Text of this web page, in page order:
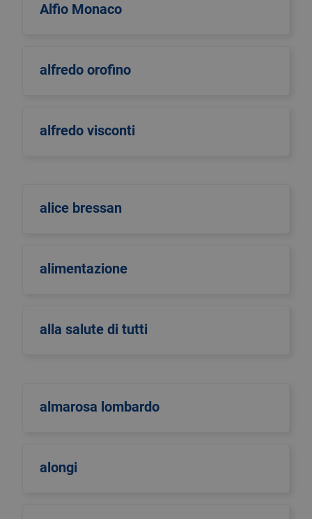
Alfio Monaco
alfredo orofino
alfredo visconti
alice bressan
alimentazione
alla salute di tutti
almarosa lombardo
alongi